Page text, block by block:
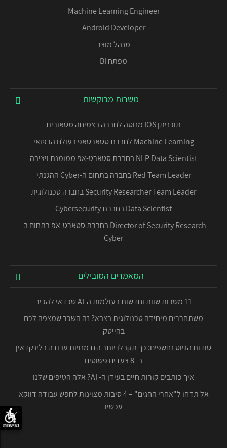
Machine Learning Engineer
Android Developer
מנהל מוצר
מפתח BI
משרות מבוקשות
תוכניתן IOS מנוסה לחברה בצמיחה מטאורית
Machine Learning לחברת סטארטאפ בעולם הרפואי
NLP Data Scientist בחברת סטארט-אפ ממומנת ויציבה
Red Team Leader בחברה בתחום ה-Cyber ההגנתי
Security Researcher Team Leader בחברה טכנולוגית
Data Scientist בחברת Cybersecurity
Director of Security Research בחברת סטארט-אפ בתחום ה-
Cyber
המאמרים המובילים
11 משרות שוות וחדשות בעולמות ה-AI שכדאי להכיר
משתחררים מיחידה טכנולוגית בצבא? זה השכר שמצפה לכם
בהייטק
סודות הגיוס נחשפים: כך תקבלו יותר הזדמנויות עבודה בלינקדאין
ב- 8 צעדים פשוטים
איך כותבים קורות חיים בעידן ה- AI? אלה הטיפים שלנו
אל תדחו ל"אחרי החגים" – 4 סיבות מצוינות לחפש עבודה דווקא
עכשיו
נגישות